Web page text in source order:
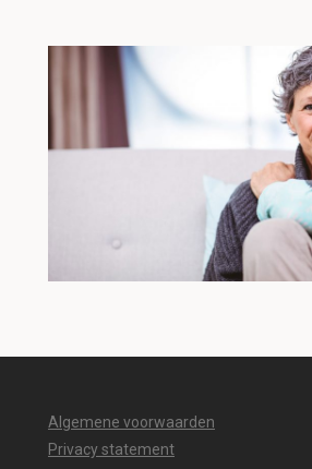
Algemene voorwaarden
Privacy statement